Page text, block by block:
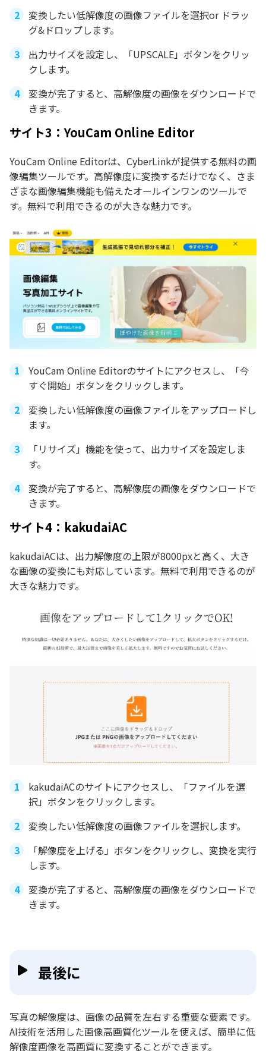
変換したい低解像度の画像ファイルを選択or ドラッ
グ&ドロップします。
出力サイズを設定し、「UPSCALE」ボタンをクリッ
クします。
変換が完了すると、高解像度の画像をダウンロードで
きます。
サイト3：YouCam Online Editor
YouCam Online Editorは、CyberLinkが提供する無料の画
像編集ツールです。高解像度に変換するだけでなく、さま
ざまな画像編集機能も備えたオールインワンのツールで
す。無料で利用できるのが大きな魅力です。
YouCam Online Editorのサイトにアクセスし、「今
すぐ開始」ボタンをクリックします。
変換したい低解像度の画像ファイルをアップロードし
ます。
「リサイズ」機能を使って、出力サイズを設定しま
す。
変換が完了すると、高解像度の画像をダウンロードで
きます。
サイト4：kakudaiAC
kakudaiACは、出力解像度の上限が8000pxと高く、大き
な画像の変換にも対応しています。無料で利用できるのが
大きな魅力です。
kakudaiACのサイトにアクセスし、「ファイルを選
択」ボタンをクリックします。
変換したい低解像度の画像ファイルを選択します。
「解像度を上げる」ボタンをクリックし、変換を実行
します。
変換が完了すると、高解像度の画像をダウンロードで
きます。
最後に
写真の解像度は、画像の品質を左右する重要な要素です。
AI技術を活用した画像高画質化ツールを使えば、簡単に低
解像度画像を高画質に変換することができます。